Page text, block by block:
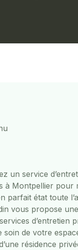
un service
à Montpellier pour
parfait état toute
vous propose
d’entretien
soin de votre
résidence